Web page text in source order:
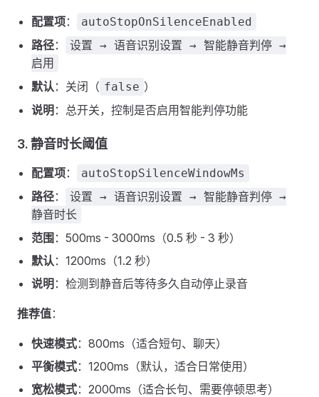
配置项： autoStopOnSilenceEnabled
路径：
设置 → 语音识别设置 → 智能静音判停 →
启用
默认：关闭（ false ）
说明 ：总开关，控制是否启用智能判停功能
3. 静音时长阈值
配置项： autoStopSilenceWindowMs
路径：
设置 → 语音识别设置 → 智能静音判停 →
静音时长
范围 ：500ms - 3000ms（0.5 秒 - 3 秒）
默认：1200ms（1.2 秒）
说明 ：检测到静音后等待多久自动停止录音
推荐值：
快速模式：800ms（适合短句、聊天）
平衡模式：1200ms（默认，适合日常使用）
宽松模式：2000ms（适合长句、需要停顿思考）